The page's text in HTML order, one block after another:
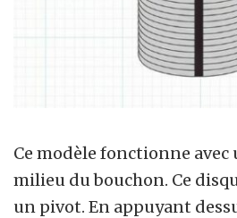
Ce modèle fonctionne avec
milieu du bouchon. Ce
un pivot. En appuyant